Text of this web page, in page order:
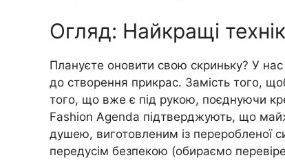
Огляд: Найкращі
Плануєте оновити свою скриньку? У
до створення прикрас. Замість того,
того, що вже є під рукою, поєднуючи
Fashion Agenda підтверджують, що
душею, виготовленим із переробленої
передусім безпекою (обираємо